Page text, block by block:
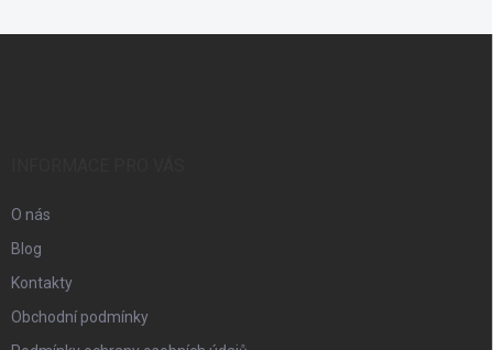
O nás
Blog
Kontakty
Obchodní podmínky